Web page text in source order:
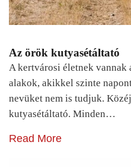
Az örök kutyasétáltató
A kertvárosi életnek vannak
alakok, akikkel szinte
nevüket nem is tudjuk.
kutyasétáltató. Minden…
Read More